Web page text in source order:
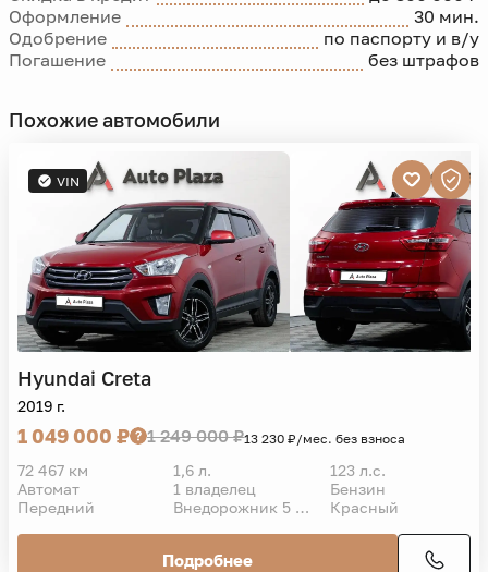
Оформление
30 мин.
Одобрение
по паспорту и в/у
Погашение
без штрафов
Похожие автомобили
VIN
Hyundai Creta
2019 г.
1 049 000 ₽ 1 249 000 ₽13 230 ₽/мес. без взноса
72 467 км 1,6 л.
123 л.с.
Автомат
1 владелец
Бензин
Передний
Внедорожник 5 дв. Красный
Подробнее